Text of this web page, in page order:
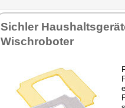
Sichler
Wischroboter